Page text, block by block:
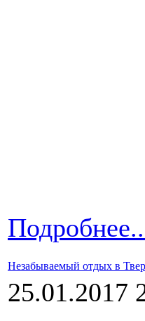
Незабываемый отдых в
25.01.2017